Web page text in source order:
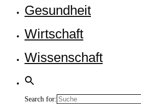
Gesund­heit
Wirt­schaft
Wis­sen­schaft
Search for: